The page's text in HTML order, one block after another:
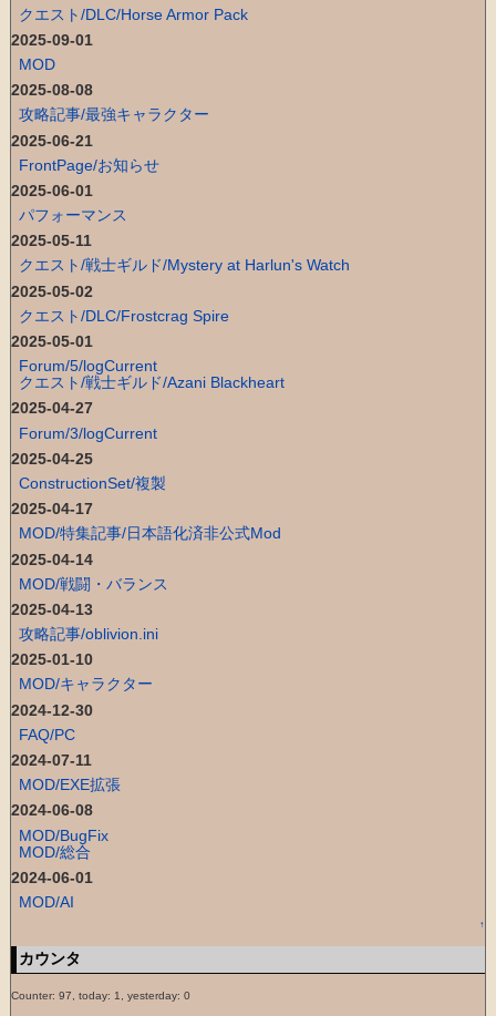
クエスト/DLC/Horse Armor Pack
2025-09-01
MOD
2025-08-08
攻略記事/最強キャラクター
2025-06-21
FrontPage/お知らせ
2025-06-01
パフォーマンス
2025-05-11
クエスト/戦士ギルド/Mystery at Harlun's Watch
2025-05-02
クエスト/DLC/Frostcrag Spire
2025-05-01
Forum/5/logCurrent
クエスト/戦士ギルド/Azani Blackheart
2025-04-27
Forum/3/logCurrent
2025-04-25
ConstructionSet/複製
2025-04-17
MOD/特集記事/日本語化済非公式Mod
2025-04-14
MOD/戦闘・バランス
2025-04-13
攻略記事/oblivion.ini
2025-01-10
MOD/キャラクター
2024-12-30
FAQ/PC
2024-07-11
MOD/EXE拡張
2024-06-08
MOD/BugFix
MOD/総合
2024-06-01
MOD/AI
↑
カウンタ
Counter: 97, today: 1, yesterday: 0